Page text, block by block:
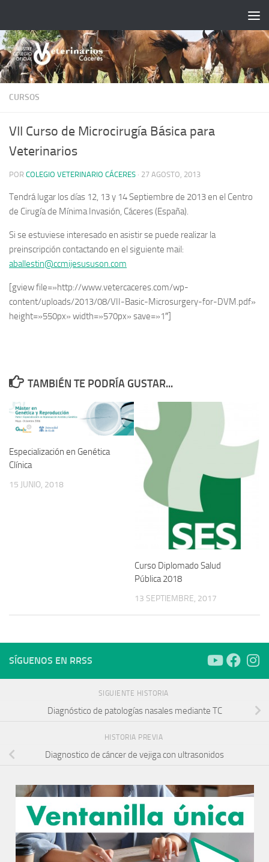
CURSOS
VII Curso de Microcirugía Básica para
Veterinarios
POR COLEGIO VETERINARIO CÁCERES · 27 AGOSTO, 2013
Tendrá lugar los días 12, 13 y 14 Septiembre de 2013 en el Centro
de Cirugía de Mínima Invasión, Cáceres (España).
Si se estuviese interesado en asistir se puede realizar la
preinscripción contactando en el siguiente mail:
aballestin@ccmijesususon.com
[gview file=»http://www.vetercaceres.com/wp-
content/uploads/2013/08/VII-Basic-Microsurgery-for-DVM.pdf»
height=»550px» width=»570px» save=»1″]
TAMBIÉN TE PODRÍA GUSTAR...
Especialización en Genética
Clínica
15 JUNIO, 2018
Curso Diplomado Salud
Pública 2018
13 SEPTIEMBRE, 2017
SÍGUENOS EN RRSS
SIGUIENTE HISTORIA
Diagnóstico de patologías nasales mediante TC
HISTORIA PREVIA
Diagnostico de cáncer de vejiga con ultrasonidos